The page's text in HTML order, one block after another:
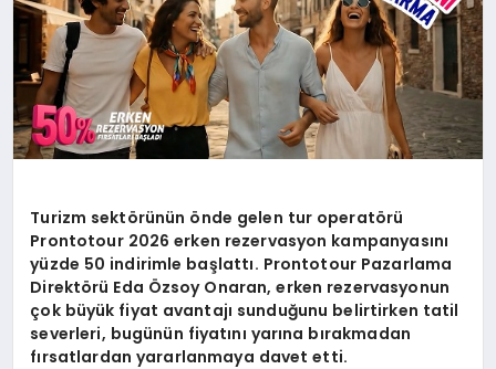
Turizm sektörünün önde gelen tur operatörü
Prontotour 2026 erken rezervasyon kampanyasını
yüzde 50 indirimle başlattı. Prontotour Pazarlama
Direktörü Eda Özsoy Onaran, erken rezervasyonun
çok büyük fiyat avantajı sunduğunu belirtirken tatil
severleri, bugünün fiyatını yarına bırakmadan
fırsatlardan yararlanmaya davet etti.